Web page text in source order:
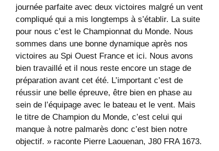
journée parfaite avec deux victoires malgré un vent
compliqué qui a mis longtemps à s’établir. La suite
pour nous c’est le Championnat du Monde. Nous
sommes dans une bonne dynamique après nos
victoires au Spi Ouest France et ici. Nous avons
bien travaillé et il nous reste encore un stage de
préparation avant cet été. L’important c’est de
réussir une belle épreuve, être bien en phase au
sein de l’équipage avec le bateau et le vent. Mais
le titre de Champion du Monde, c’est celui qui
manque à notre palmarès donc c’est bien notre
objectif. » raconte Pierre Laouenan, J80 FRA 1673.